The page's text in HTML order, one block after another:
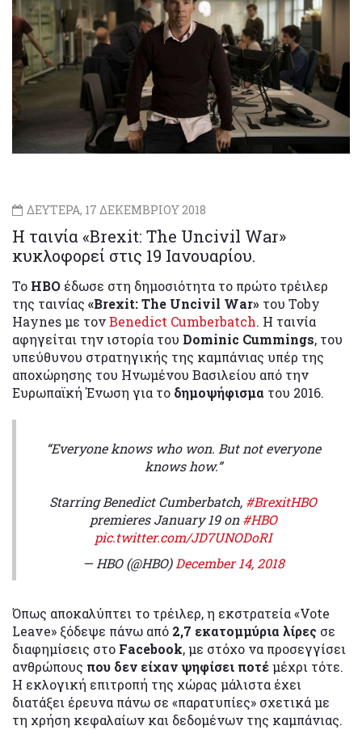
ΔΕΥΤΕΡΑ, 17 ΔΕΚΕΜΒΡΙΟΥ 2018
Η ταινία «Brexit: The Uncivil War»
κυκλοφορεί στις 19 Ιανουαρίου.
Το HBO έδωσε στη δημοσιότητα το πρώτο τρέιλερ
της ταινίας «Brexit: The Uncivil War» του Toby
Haynes με τονBenedict Cumberbatch. Η ταινία
αφηγείται την ιστορία του Dominic Cummings, του
υπεύθυνου στρατηγικής της καμπάνιας υπέρ της
αποχώρησης του Ηνωμένου Βασιλείου από την
Ευρωπαϊκή Ένωση για το δημοψήφισμα του 2016.
“Everyone knows who won. But not everyone
knows how.”
Starring Benedict Cumberbatch, #BrexitHBO
premieres January 19 on#HBO
pic.twitter.com/JD7UNODoRI
— HBO (@HBO)December 14, 2018
Όπως αποκαλύπτει το τρέιλερ, η εκστρατεία «Vote
Leave» ξόδεψε πάνω από 2,7 εκατομμύρια λίρες σε
διαφημίσεις στο Facebook, με στόχο να προσεγγίσει
ανθρώπους που δεν είχαν ψηφίσει ποτέμέχρι τότε.
Η εκλογική επιτροπή της χώρας μάλιστα έχει
διατάξει έρευνα πάνω σε «παρατυπίες» σχετικά με
τη χρήση κεφαλαίων και δεδομένων της καμπάνιας.